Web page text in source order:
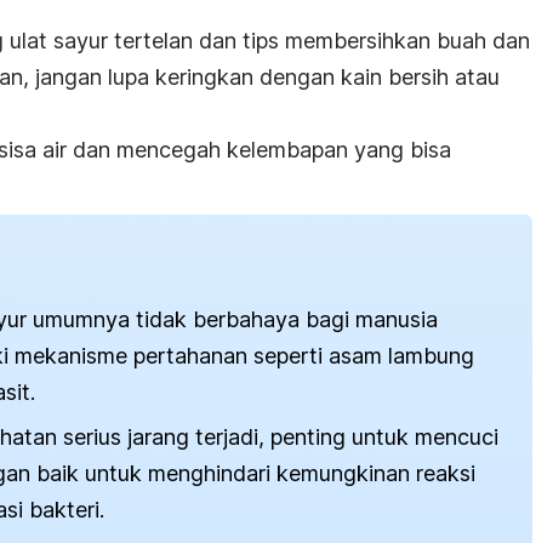
sayur tertelan dan tips membersihkan buah dan
jangan lupa keringkan dengan kain bersih atau
air dan mencegah kelembapan yang bisa
umumnya tidak berbahaya bagi manusia
mekanisme pertahanan seperti asam lambung
serius jarang terjadi, penting untuk mencuci
baik untuk menghindari kemungkinan reaksi
bakteri.